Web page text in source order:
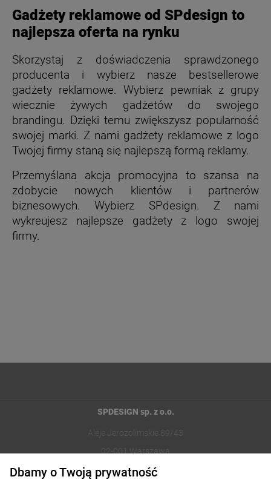
Gadżety reklamowe od SPdesign to
najlepsza oferta na rynku
Skorzystaj z doświadczenia sprawdzonego
producenta i wybierz nasze bestsellerowe
gadżety reklamowe. Wybierz pewniak z grupy
wiecznie żywych gadżetów do swojego
brandingu. Dzięki temu zwiększysz popularność
swojej marki. Z nami gadżety reklamowe z logo
Twojej firmy staną się najlepszą formą reklamy.
Przemyślana akcja promocyjna to szansa na
zdobycie nowych klientów i partnerów
biznesowych. Wybierz SPdesign. Z nami
wykreujesz najlepsze gadżety z logo swojej
firmy.
SPDESIGN sp. z o.o.
Aleje Jerozolimskie 89/43
02-001 Warszawa
Dbamy o Twoją prywatność